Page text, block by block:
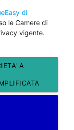
di
le Camere di
vigente.
A